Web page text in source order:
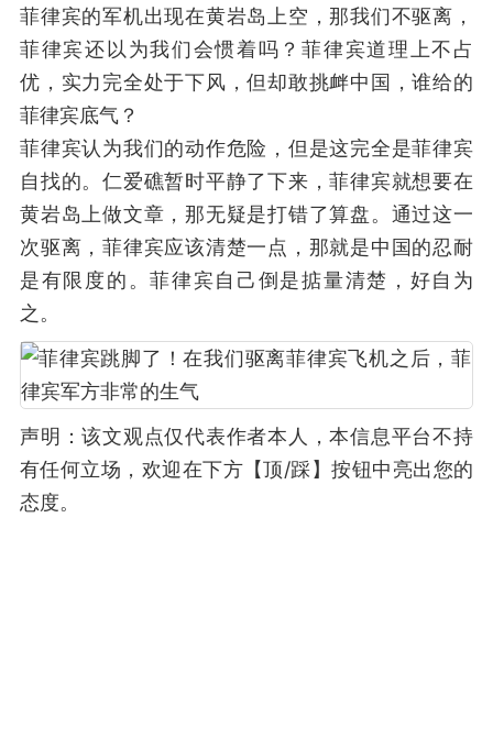
菲律宾的军机出现在黄岩岛上空，那我们不驱离，
菲律宾还以为我们会惯着吗？菲律宾道理上不占
优，实力完全处于下风，但却敢挑衅中国，谁给的
菲律宾底气？
菲律宾认为我们的动作危险，但是这完全是菲律宾
自找的。仁爱礁暂时平静了下来，菲律宾就想要在
黄岩岛上做文章，那无疑是打错了算盘。通过这一
次驱离，菲律宾应该清楚一点，那就是中国的忍耐
是有限度的。菲律宾自己倒是掂量清楚，好自为
之。
声明：该文观点仅代表作者本人，本信息平台不持
有任何立场，欢迎在下方【顶/踩】按钮中亮出您的
态度。